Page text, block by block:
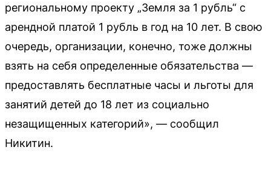
региональному проекту „Земля за 1 рубль“ с
арендной платой 1 рубль в год на 10 лет. В свою
очередь, организации, конечно, тоже должны
взять на себя определенные обязательства —
предоставлять бесплатные часы и льготы для
занятий детей до 18 лет из социально
незащищенных категорий», — сообщил
Никитин.